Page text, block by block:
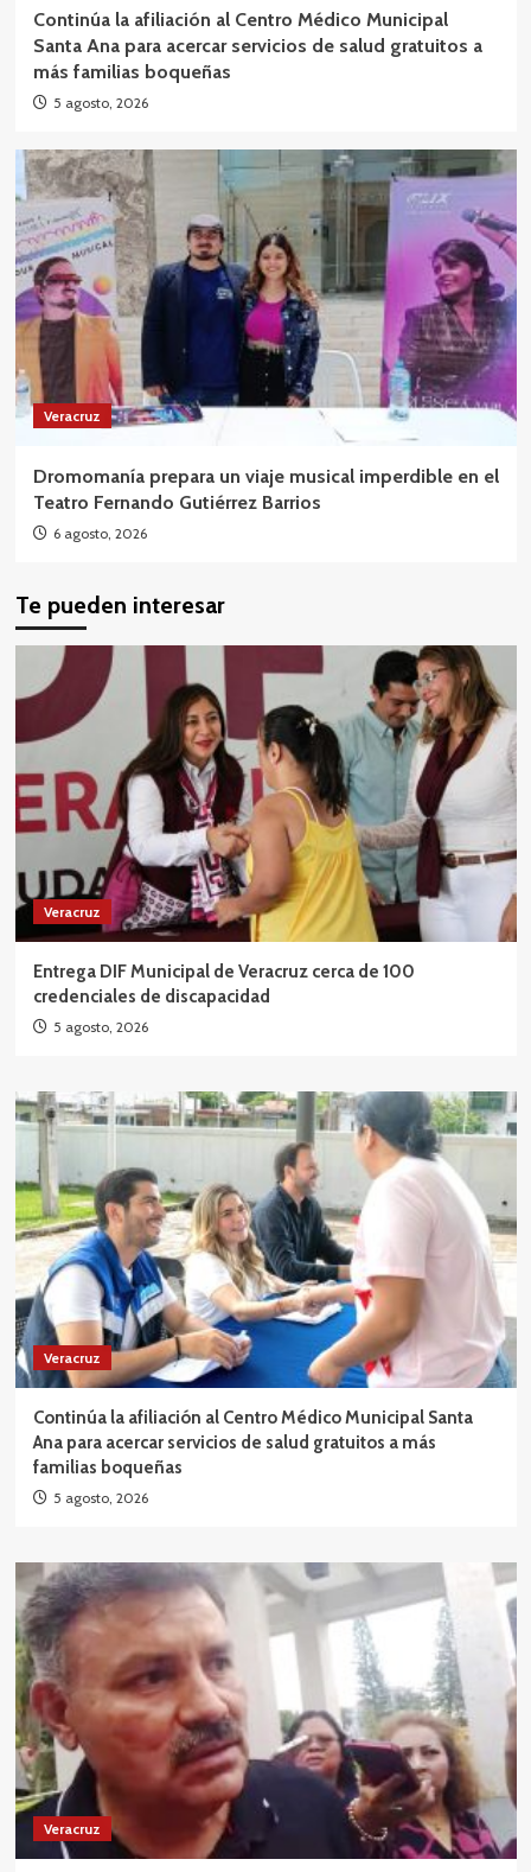
Continúa la afiliación al Centro Médico Municipal
Santa Ana para acercar servicios de salud gratuitos a
más familias boqueñas
5 agosto, 2026
Veracruz
Dromomanía prepara un viaje musical imperdible en el
Teatro Fernando Gutiérrez Barrios
6 agosto, 2026
Te pueden interesar
Veracruz
Entrega DIF Municipal de Veracruz cerca de 100
credenciales de discapacidad
5 agosto, 2026
Veracruz
Continúa la afiliación al Centro Médico Municipal Santa
Ana para acercar servicios de salud gratuitos a más
familias boqueñas
5 agosto, 2026
Veracruz